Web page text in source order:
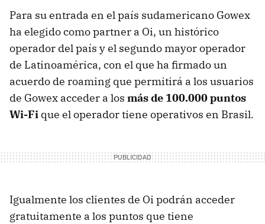
Para su entrada en el país sudamericano Gowex
ha elegido como partner a Oi, un histórico
operador del país y el segundo mayor operador
de Latinoamérica, con el que ha firmado un
acuerdo de roaming que permitirá a los usuarios
de Gowex acceder a los más de 100.000 puntos
Wi-Fi que el operador tiene operativos en Brasil.
Igualmente los clientes de Oi podrán acceder
gratuitamente a los puntos que tiene